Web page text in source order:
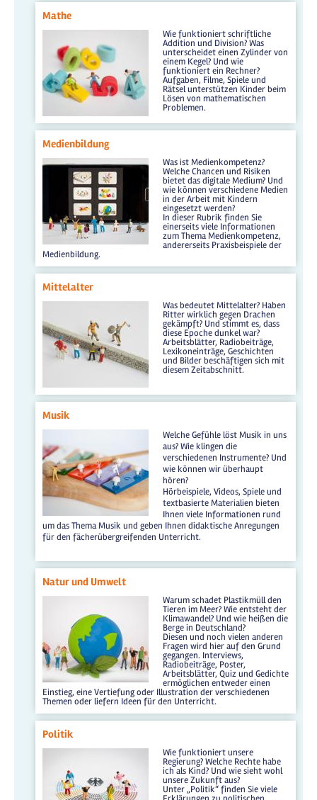
Mathe
Wie funktioniert schriftliche
Addition und Division? Was
unterscheidet einen Zylinder von
einem Kegel? Und wie
funktioniert ein Rechner?
Aufgaben, Filme, Spiele und
Rätsel unterstützen Kinder beim
Lösen von mathematischen
Problemen.
Medienbildung
Was ist Medienkompetenz?
Welche Chancen und Risiken
bietet das digitale Medium? Und
wie können verschiedene Medien
in der Arbeit mit Kindern
eingesetzt werden?
In dieser Rubrik finden Sie
einerseits viele Informationen
zum Thema Medienkompetenz,
andererseits Praxisbeispiele der
Medienbildung.
Mittelalter
Was bedeutet Mittelalter? Haben
Ritter wirklich gegen Drachen
gekämpft? Und stimmt es, dass
diese Epoche dunkel war?
Arbeitsblätter, Radiobeiträge,
Lexikoneinträge, Geschichten
und Bilder beschäftigen sich mit
diesem Zeitabschnitt.
Musik
Welche Gefühle löst Musik in uns
aus? Wie klingen die
verschiedenen Instrumente? Und
wie können wir überhaupt
hören?
Hörbeispiele, Videos, Spiele und
textbasierte Materialien bieten
Ihnen viele Informationen rund
um das Thema Musik und geben Ihnen didaktische Anregungen
für den fächerübergreifenden Unterricht.
Natur und Umwelt
Warum schadet Plastikmüll den
Tieren im Meer? Wie entsteht der
Klimawandel? Und wie heißen die
Berge in Deutschland?
Diesen und noch vielen anderen
Fragen wird hier auf den Grund
gegangen. Interviews,
Radiobeiträge, Poster,
Arbeitsblätter, Quiz und Gedichte
ermöglichen entweder einen
Einstieg, eine Vertiefung oder Illustration der verschiedenen
Themen oder liefern Ideen für den Unterricht.
Politik
Wie funktioniert unsere
Regierung? Welche Rechte habe
ich als Kind? Und wie sieht wohl
unsere Zukunft aus?
Unter „Politik“ finden Sie viele